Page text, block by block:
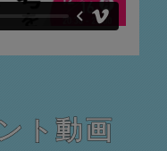
ト動画